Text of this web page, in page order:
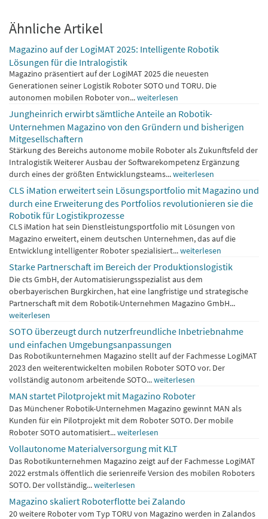
Ähnliche Artikel
Magazino auf der LogiMAT 2025: Intelligente Robotik
Lösungen für die Intralogistik
Magazino präsentiert auf der LogiMAT 2025 die neuesten
Generationen seiner Logistik Roboter SOTO und TORU. Die
autonomen mobilen Roboter von...weiterlesen
Jungheinrich erwirbt sämtliche Anteile an Robotik-
Unternehmen Magazino von den Gründern und bisherigen
Mitgesellschaftern
Stärkung des Bereichs autonome mobile Roboter als Zukunftsfeld der
Intralogistik Weiterer Ausbau der Softwarekompetenz Ergänzung
durch eines der größten Entwicklungsteams...weiterlesen
CLS iMation erweitert sein Lösungsportfolio mit Magazino und
durch eine Erweiterung des Portfolios revolutionieren sie die
Robotik für Logistikprozesse
CLS iMation hat sein Dienstleistungsportfolio mit Lösungen von
Magazino erweitert, einem deutschen Unternehmen, das auf die
Entwicklung intelligenter Roboter spezialisiert...weiterlesen
Starke Partnerschaft im Bereich der Produktionslogistik
Die cts GmbH, der Automatisierungsspezialist aus dem
oberbayerischen Burgkirchen, hat eine langfristige und strategische
Partnerschaft mit dem Robotik-Unternehmen Magazino GmbH...
weiterlesen
SOTO überzeugt durch nutzerfreundliche Inbetriebnahme
und einfachen Umgebungsanpassungen
Das Robotikunternehmen Magazino stellt auf der Fachmesse LogiMAT
2023 den weiterentwickelten mobilen Roboter SOTO vor. Der
vollständig autonom arbeitende SOTO...weiterlesen
MAN startet Pilotprojekt mit Magazino Roboter
Das Münchener Robotik-Unternehmen Magazino gewinnt MAN als
Kunden für ein Pilotprojekt mit dem Roboter SOTO. Der mobile
Roboter SOTO automatisiert...weiterlesen
Vollautonome Materialversorgung mit KLT
Das Robotikunternehmen Magazino zeigt auf der Fachmesse LogiMAT
2022 erstmals öffentlich die serienreife Version des mobilen Roboters
SOTO. Der vollständig...weiterlesen
Magazino skaliert Roboterflotte bei Zalando
20 weitere Roboter vom Typ TORU von Magazino werden in Zalandos